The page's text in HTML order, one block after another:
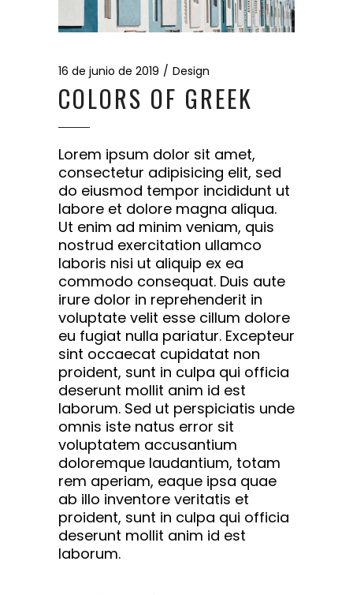
16 de junio de 2019 Design
COLORS OF GREEK
Lorem ipsum dolor sit amet,
consectetur adipisicing elit, sed
do eiusmod tempor incididunt ut
labore et dolore magna aliqua.
Ut enim ad minim veniam, quis
nostrud exercitation ullamco
laboris nisi ut aliquip ex ea
commodo consequat. Duis aute
irure dolor in reprehenderit in
voluptate velit esse cillum dolore
eu fugiat nulla pariatur. Excepteur
sint occaecat cupidatat non
proident, sunt in culpa qui officia
deserunt mollit anim id est
laborum. Sed ut perspiciatis unde
omnis iste natus error sit
voluptatem accusantium
doloremque laudantium, totam
rem aperiam, eaque ipsa quae
ab illo inventore veritatis et
proident, sunt in culpa qui officia
deserunt mollit anim id est
laborum.